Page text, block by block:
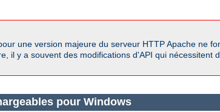
une version majeure du serveur HTTP Apache ne
il y a souvent des modifications d'API qui
pour Windows